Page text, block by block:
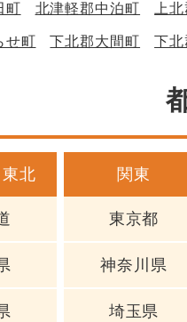
町 北津軽郡中泊町 上
せ町 下北郡大間町 下
北 関東
東京都
神奈川県
埼玉県